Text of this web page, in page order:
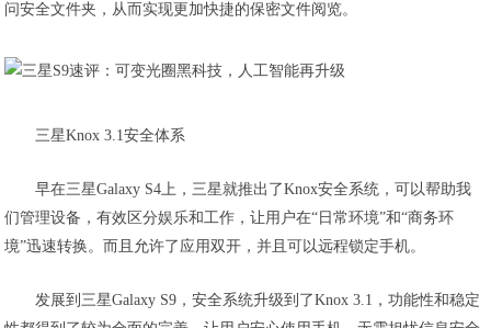
问安全文件夹，从而实现更加快捷的保密文件阅览。
三星Knox 3.1安全体系
早在三星Galaxy S4上，三星就推出了Knox安全系统，可以帮助我
们管理设备，有效区分娱乐和工作，让用户在“日常环境”和“商务环
境”迅速转换。而且允许了应用双开，并且可以远程锁定手机。
发展到三星Galaxy S9，安全系统升级到了Knox 3.1，功能性和稳定